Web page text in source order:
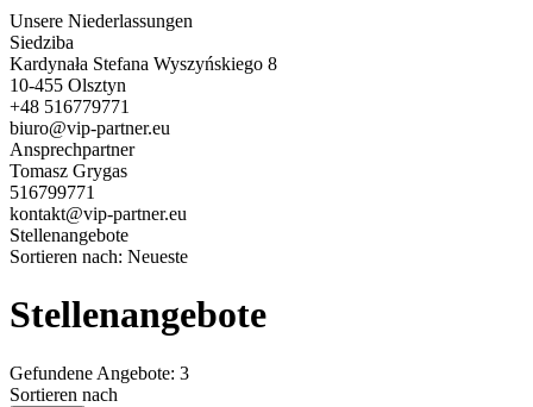
Unsere Niederlassungen
Siedziba
Kardynała Stefana Wyszyńskiego 8
10-455 Olsztyn
+48 516779771
biuro@vip-partner.eu
Ansprechpartner
Tomasz Grygas
516799771
kontakt@vip-partner.eu
Stellenangebote
Sortieren nach: Neueste
Stellenangebote
Gefundene Angebote: 3
Sortieren nach